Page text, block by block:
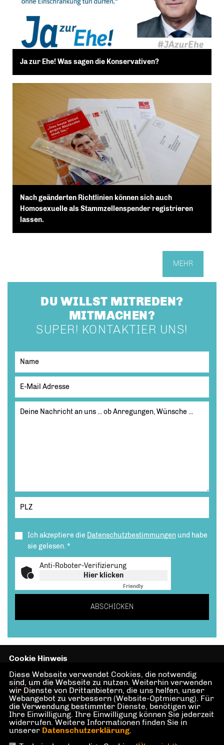
Ja zur Ehe! Was sagen die Konservativen?
Nach geänderten Richtlinien können sich auch
Homosexuelle als Stammzellenspender registrieren
lassen.
MEHR
DU WILLST MITREDEN?
MITMACHEN?
SUPER! KONTAKTIER UNS!
Ich akzeptiere die Datenschutzbestimmungen und habe
sie gelesen.*
Anti-Roboter-Verifizierung
Hier klicken
Friendly
ABSCHICKEN
LSU Berlin -
Sonderorganisation der
CDU Berlin
Cookie Hinweis
Diese Webseite verwendet Cookies, die notwendig
sind, um die Webseite zu nutzen. Weiterhin verwenden
wir Dienste von Drittanbietern, die uns helfen, unser
Webangebot zu verbessern (Website-Optmierung). Für
die Verwendung bestimmter Dienste, benötigen wir
Ihre Einwilligung. Ihre Einwilligung können Sie jederzeit
widerrufen. Weitere Informationen finden Sie in
unserer Datenschutzerklärung.